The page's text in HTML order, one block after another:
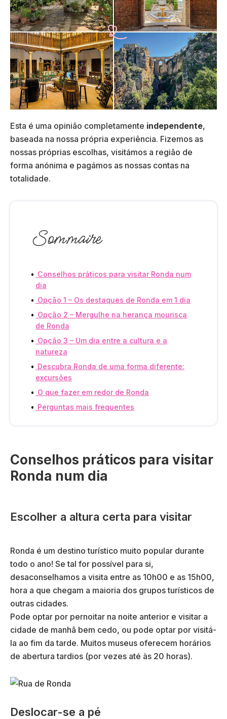
Esta é uma opinião completamente independente,
baseada na nossa própria experiência. Fizemos as
nossas próprias escolhas, visitámos a região de
forma anónima e pagámos as nossas contas na
totalidade.
Sommaire
Conselhos práticos para visitar Ronda num
dia
Opção 1 – Os destaques de Ronda em 1 dia
Opção 2 – Mergulhe na herança mourisca
de Ronda
Opção 3 – Um dia entre a cultura e a
natureza
Descubra Ronda de uma forma diferente:
excursões
O que fazer em redor de Ronda
Perguntas mais frequentes
Conselhos práticos para visitar
Ronda num dia
Escolher a altura certa para visitar
Ronda é um destino turístico muito popular durante
todo o ano! Se tal for possível para si,
desaconselhamos a visita entre as 10h00 e as 15h00,
hora a que chegam a maioria dos grupos turísticos de
outras cidades.
Pode optar por pernoitar na noite anterior e visitar a
cidade de manhã bem cedo, ou pode optar por visitá-
la ao fim da tarde. Muitos museus oferecem horários
de abertura tardios (por vezes até às 20 horas).
Deslocar-se a pé